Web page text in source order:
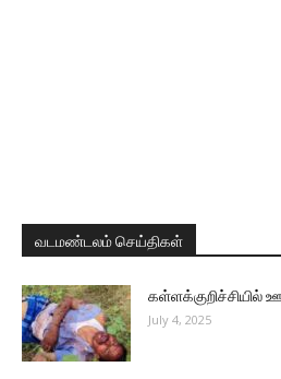
வடமண்டலம் செய்திகள்
கள்ளக்குறிச்சியில்
July 4, 2025